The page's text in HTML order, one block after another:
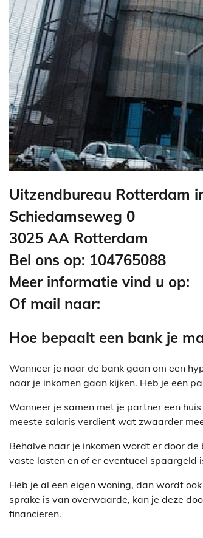
Uitzendbureau Rotterdam
Schiedamseweg 0
3025 AA Rotterdam
Bel ons op: 104765088
Meer informatie vind u op:
Of mail naar:
Hoe bepaalt een bank je
Wanneer je naar de bank gaan om een
naar je inkomen gaan kijken. Heb je een
Wanneer je samen met je partner een
meeste salaris verdient wat zwaarder
Behalve naar je inkomen wordt er door
vaste lasten en of er eventueel
Heb je al een eigen woning, dan wordt
sprake is van overwaarde, kan je deze
financieren.